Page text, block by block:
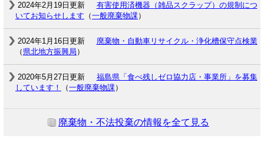
2024年2月19日更新
有害使用済機器（雑品スクラップ）の規制につ
いてお知らせします （一般廃棄物課）
2024年1月16日更新
廃棄物・自動車リサイクル・浄化槽保守点検業
（ 県北地方振興局 ）
2020年5月27日更新
福島県「食べ残しゼロ協力店・事業所」を募集
しています！
（一般廃棄物課）
廃棄物・不法投棄の情報を全て見る